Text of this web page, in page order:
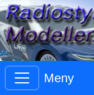
Meny